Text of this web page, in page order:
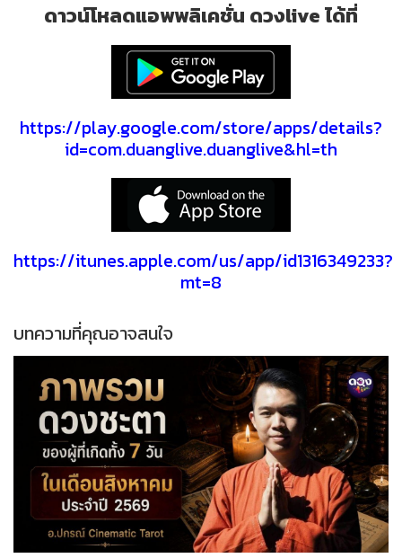
ดาวน์โหลดแอพพลิเคชั่น ดวงlive ได้ที่
https://play.google.com/store/apps/details?
id=com.duanglive.duanglive&hl=th
https://itunes.apple.com/us/app/id1316349233?
mt=8
บทความที่คุณอาจสนใจ